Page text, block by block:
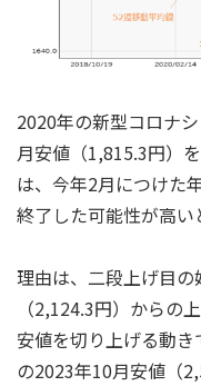
2020年の新型コロナ
月安値（1,815.3円）
は、今年2月につけた
終了した可能性が高い
理由は、二段上げ目
（2,124.3円）からの
安値を切り上げる動
の2023年10月安値（